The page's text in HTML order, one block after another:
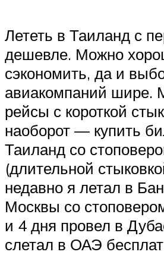
Лететь в Таиланд с
дешевле. Можно
сэкономить, да и
авиакомпаний шире.
рейсы с короткой
наоборот — купить
Таиланд со
(длительной
недавно я летал в
Москвы со
и 4 дня провел в
слетал в ОАЭ